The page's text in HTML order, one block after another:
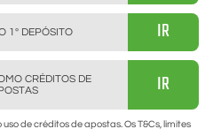
1º DEPÓSITO IR
CRÉDITOS DE
IR
uso de créditos de apostas. Os T&Cs, limites